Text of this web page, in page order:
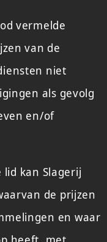
vermelde
van de
niet
als gevolg
en/of
kan Slagerij
de prijzen
en waar